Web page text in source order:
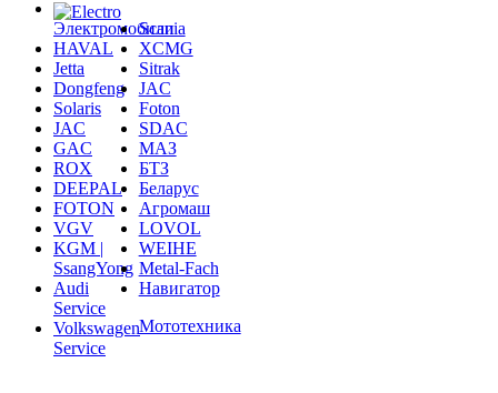
Электромобили
HAVAL
Jetta
Dongfeng
Solaris
JAC
GAC
ROX
DEEPAL
FOTON
VGV
KGM |
SsangYong
Audi
Service
Volkswagen
Service
XCMG
Sitrak
JAC
Foton
SDAC
МАЗ
БТЗ
Беларус
Агромаш
LOVOL
WEIHE
Metal-Fach
Навигатор